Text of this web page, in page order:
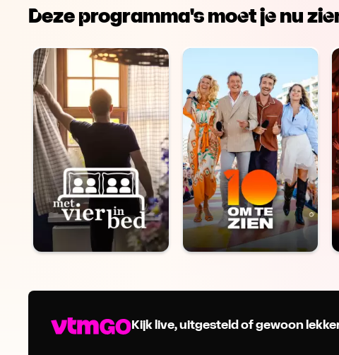
Deze programma's moet je nu
Kijk live, uitgesteld of gewoon